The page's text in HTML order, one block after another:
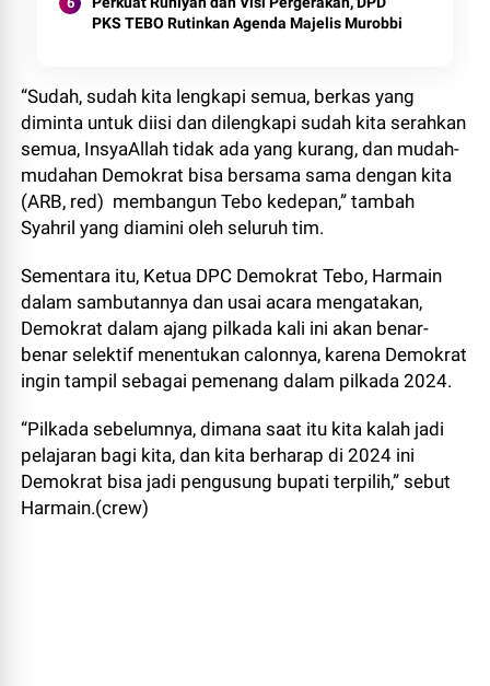
PKS TEBO Rutinkan Agenda Majelis Murobbi
“Sudah, sudah kita lengkapi semua, berkas yang
diminta untuk diisi dan dilengkapi sudah kita serahkan
semua, InsyaAllah tidak ada yang kurang, dan mudah-
mudahan Demokrat bisa bersama sama dengan kita
(ARB, red) membangun Tebo kedepan,” tambah
Syahril yang diamini oleh seluruh tim.
Sementara itu, Ketua DPC Demokrat Tebo, Harmain
dalam sambutannya dan usai acara mengatakan,
Demokrat dalam ajang pilkada kali ini akan benar-
benar selektif menentukan calonnya, karena Demokrat
ingin tampil sebagai pemenang dalam pilkada 2024.
“Pilkada sebelumnya, dimana saat itu kita kalah jadi
pelajaran bagi kita, dan kita berharap di 2024 ini
Demokrat bisa jadi pengusung bupati terpilih,” sebut
Harmain.(crew)